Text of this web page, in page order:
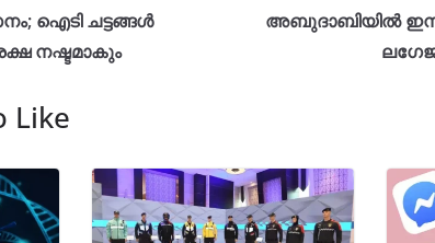
ഐടി ചട്ടങ്ങള്‍
നഷ്ടമാകും
അബുദാബിയിൽ ഇനി
ലഗേജ്
Like